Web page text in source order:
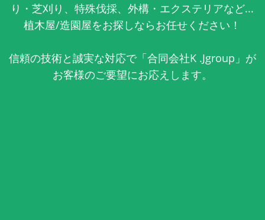
り・芝刈り、特殊伐採、外構・エクステリアなど...
植木屋/造園屋をお探しならお任せください！
信頼の技術と誠実な対応で「合同会社K .Jgroup」が
お客様のご要望にお応えします。